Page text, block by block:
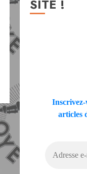
SITE !
articles